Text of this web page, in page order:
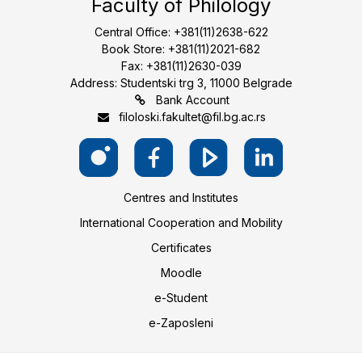
Faculty of Philology
Central Office: +381(11)2638-622
Book Store: +381(11)2021-682
Fax: +381(11)2630-039
Address: Studentski trg 3, 11000 Belgrade
Bank Account
filoloski.fakultet@fil.bg.ac.rs
Centres and Institutes
International Cooperation and Mobility
Certificates
Moodle
e-Student
e-Zaposleni